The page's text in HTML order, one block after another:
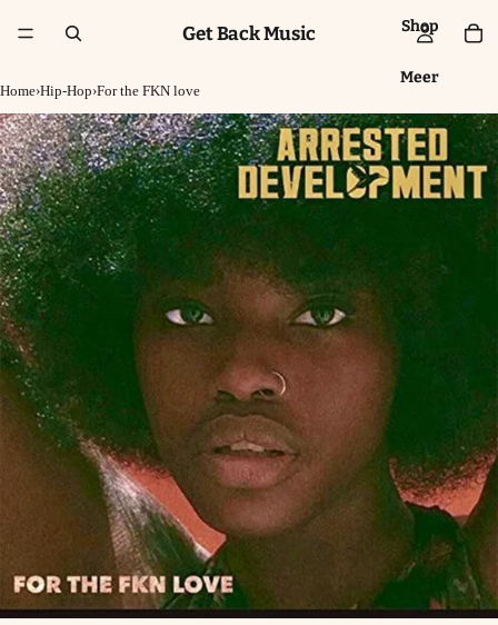
Shop
Meer
Get Back Music
Home›Hip-Hop›For the FKN love